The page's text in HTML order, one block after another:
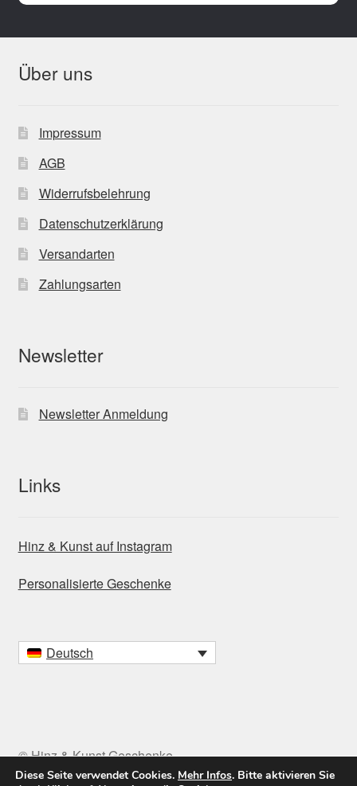
Über uns
Impressum
AGB
Widerrufsbelehrung
Datenschutzerklärung
Versandarten
Zahlungsarten
Newsletter
Newsletter Anmeldung
Links
Hinz & Kunst auf Instagram
Personalisierte Geschenke
Deutsch
© Hinz & Kunst Geschenke
Diese Seite verwendet Cookies. Mehr Infos. Bitte aktivieren Sie